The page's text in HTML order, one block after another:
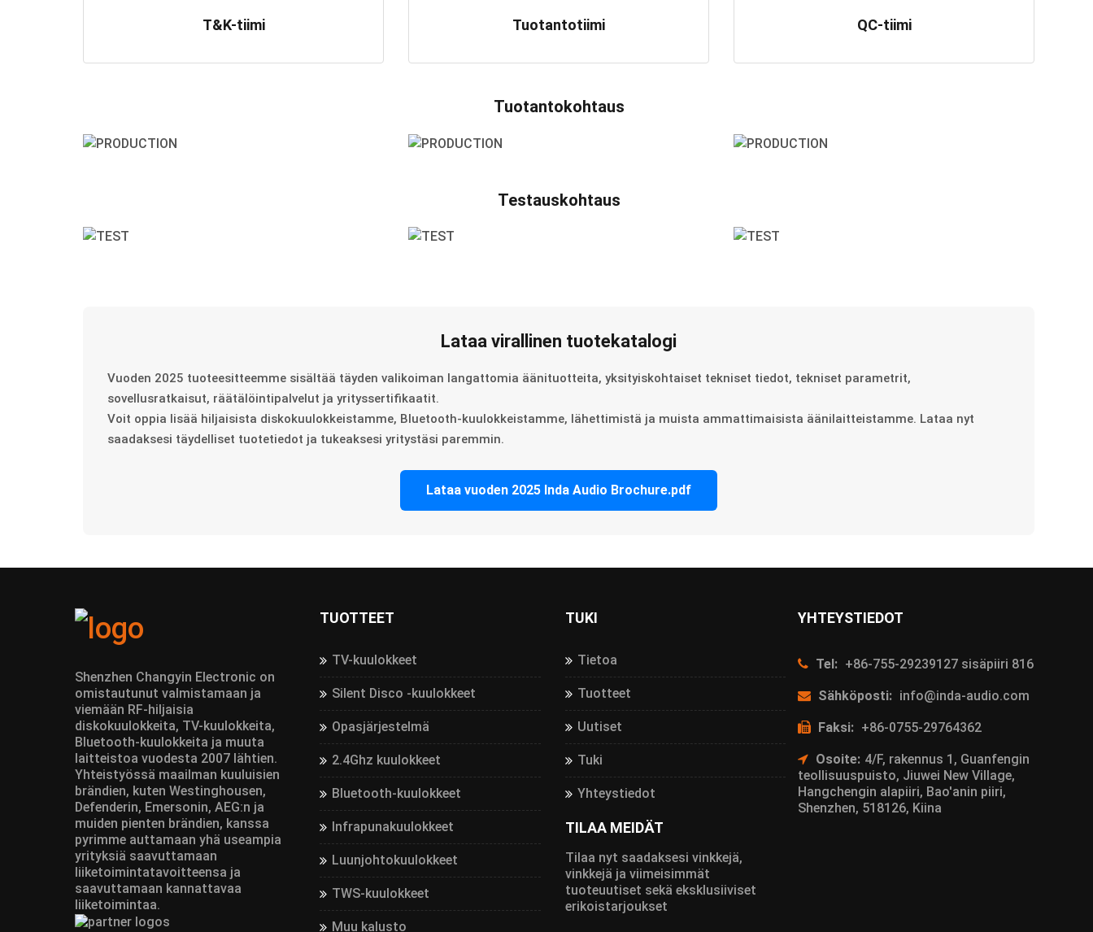
T&K-tiimi Tuotantotiimi QC-tiimi
Tuotantokohtaus
Testauskohtaus
Lataa virallinen tuotekatalogi
Vuoden 2025 tuoteesitteemme sisältää täyden valikoiman langattomia äänituotteita, yksityiskohtaiset tekniset tiedot, tekniset parametrit,
sovellusratkaisut, räätälöintipalvelut ja yrityssertifikaatit.
Voit oppia lisää hiljaisista diskokuulokkeistamme, Bluetooth-kuulokkeistamme, lähettimistä ja muista ammattimaisista äänilaitteistamme. Lataa nyt
saadaksesi täydelliset tuotetiedot ja tukeaksesi yritystäsi paremmin.
Lataa vuoden 2025 Inda Audio Brochure.pdf
Shenzhen Changyin Electronic on
omistautunut valmistamaan ja
viemään RF-hiljaisia
diskokuulokkeita, TV-kuulokkeita,
Bluetooth-kuulokkeita ja muuta
laitteistoa vuodesta 2007 lähtien.
Yhteistyössä maailman kuuluisien
brändien, kuten Westinghousen,
Defenderin, Emersonin, AEG:n ja
muiden pienten brändien, kanssa
pyrimme auttamaan yhä useampia
yrityksiä saavuttamaan
liiketoimintatavoitteensa ja
saavuttamaan kannattavaa
liiketoimintaa.
TUOTTEET
TV-kuulokkeet
Silent Disco -kuulokkeet
Opasjärjestelmä
2.4Ghz kuulokkeet
Bluetooth-kuulokkeet
Infrapunakuulokkeet
Luunjohtokuulokkeet
TWS-kuulokkeet
Muu kalusto
TUKI
Tietoa
Tuotteet
Uutiset
Tuki
Yhteystiedot
TILAA MEIDÄT
Tilaa nyt saadaksesi vinkkejä,
vinkkejä ja viimeisimmät
tuoteuutiset sekä eksklusiiviset
erikoistarjoukset
YHTEYSTIEDOT
Tel: +86-755-29239127 sisäpiiri 816
Sähköposti: info@inda-audio.com
Faksi: +86-0755-29764362
Osoite: 4/F, rakennus 1, Guanfengin
teollisuuspuisto, Jiuwei New Village,
Hangchengin alapiiri, Bao'anin piiri,
Shenzhen, 518126, Kiina